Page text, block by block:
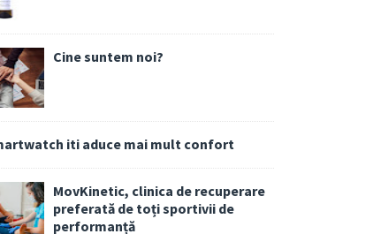
Cine suntem noi?
iti aduce mai mult confort
MovKinetic, clinica de recuperare
preferată de toți sportivii de
performanță